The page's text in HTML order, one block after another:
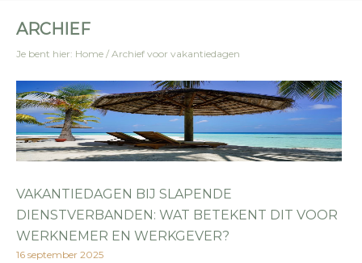
ARCHIEF
Je bent hier: Home / Archief voor vakantiedagen
VAKANTIEDAGEN BIJ SLAPENDE
DIENSTVERBANDEN: WAT BETEKENT DIT VOOR
WERKNEMER EN WERKGEVER?
16 september 2025